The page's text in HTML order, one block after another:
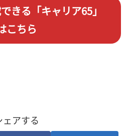
きる「キャリア65」
こちら
ェアする